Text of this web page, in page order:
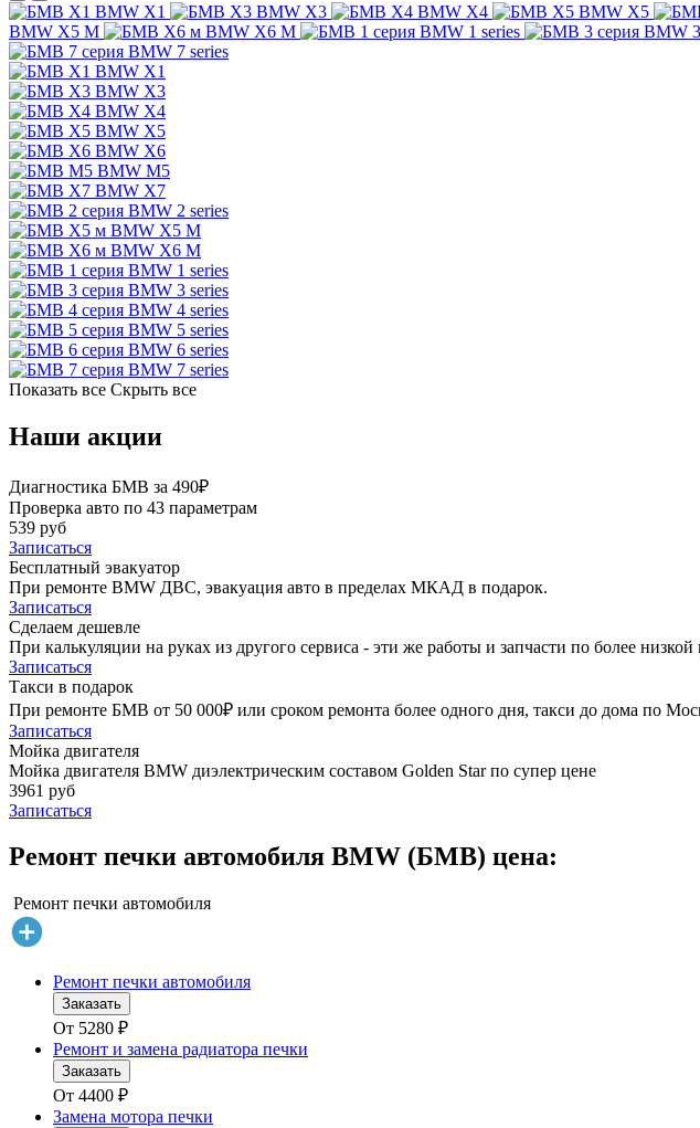
BMW X1 BMW X3 BMW X4 BMW X5
BMW X5 M
BMW X6 M BMW 1 series BMW
BMW 7 series
BMW X1
BMW X3
BMW X4
BMW X5
BMW X6
BMW M5
BMW X7
BMW 2 series
BMW X5 M
BMW X6 M
BMW 1 series
BMW 3 series
BMW 4 series
BMW 5 series
BMW 6 series
BMW 7 series
Показать все Скрыть все
Наши акции
Диагностика БМВ за 490₽
Проверка авто по 43 параметрам
539 руб
Записаться
Бесплатный эвакуатор
При ремонте BMW ДВС, эвакуация авто в пределах МКАД в подарок.
Записаться
Сделаем дешевле
При калькуляции на руках из другого сервиса - эти же работы и запчасти по более низкой
Записаться
Такси в подарок
При ремонте БМВ от 50 000₽ или сроком ремонта более одного дня, такси до дома по
Записаться
Мойка двигателя
Мойка двигателя BMW диэлектрическим составом Golden Star по супер цене
3961 руб
Записаться
Ремонт печки автомобиля BMW (БМВ) цена:
Ремонт печки автомобиля
Ремонт печки автомобиля
Заказать
От 5280 ₽
Ремонт и замена радиатора печки
Заказать
От 4400 ₽
Замена мотора печки